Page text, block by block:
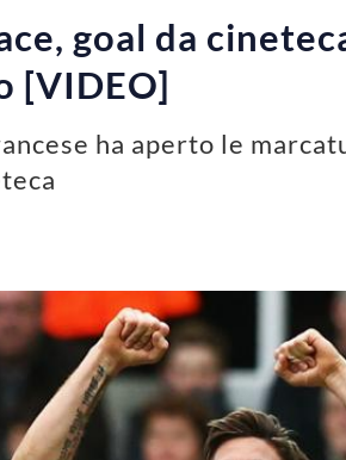
goal da
[VIDEO]
ha aperto le